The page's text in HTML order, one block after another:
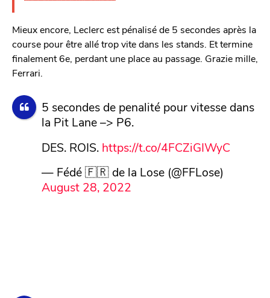
Mieux encore, Leclerc est pénalisé de 5 secondes après la
course pour être allé trop vite dans les stands. Et termine
finalement 6e, perdant une place au passage. Grazie mille,
Ferrari.
5 secondes de penalité pour vitesse dans
la Pit Lane –> P6.
DES. ROIS. https://t.co/4FCZiGIWyC
— Fédé 🇫🇷 de la Lose (@FFLose)
August 28, 2022